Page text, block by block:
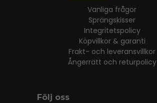
Vanliga frågor
Sprängskisser
Integritetspolicy
Köpvillkor & garanti
Frakt- och leveransvillkor
Ångerrätt och returpolicy
Följ oss